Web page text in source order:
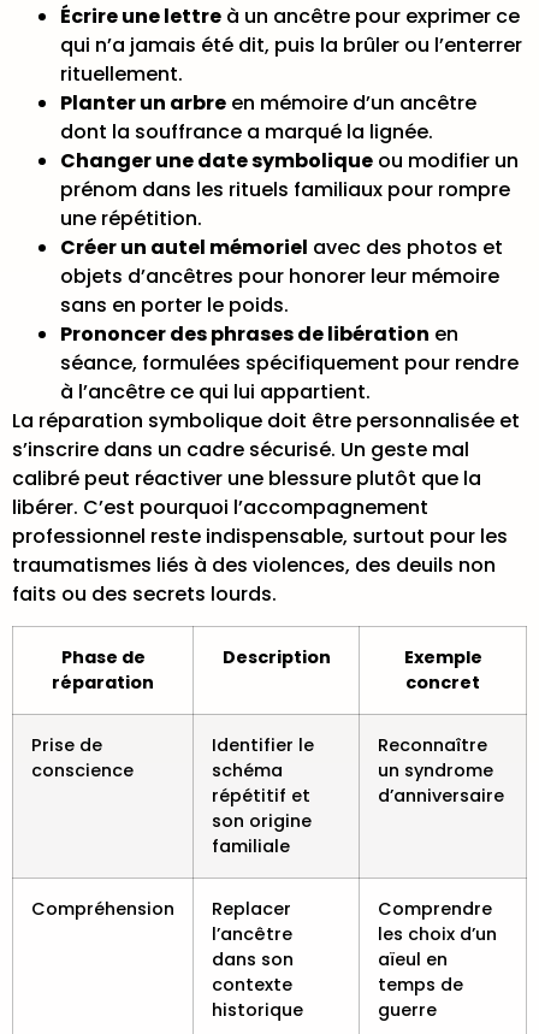
Écrire une lettre à un ancêtre pour exprimer ce
qui n’a jamais été dit, puis la brûler ou l’enterrer
rituellement.
Planter un arbre en mémoire d’un ancêtre
dont la souffrance a marqué la lignée.
Changer une date symbolique ou modifier un
prénom dans les rituels familiaux pour rompre
une répétition.
Créer un autel mémoriel avec des photos et
objets d’ancêtres pour honorer leur mémoire
sans en porter le poids.
Prononcer des phrases de libération en
séance, formulées spécifiquement pour rendre
à l’ancêtre ce qui lui appartient.
La réparation symbolique doit être personnalisée et
s’inscrire dans un cadre sécurisé. Un geste mal
calibré peut réactiver une blessure plutôt que la
libérer. C’est pourquoi l’accompagnement
professionnel reste indispensable, surtout pour les
traumatismes liés à des violences, des deuils non
faits ou des secrets lourds.
Phase de
réparation
Description
Exemple
concret
Prise de
conscience
Identifier le
schéma
répétitif et
son origine
familiale
Reconnaître
un syndrome
d’anniversaire
Compréhension
Replacer
l’ancêtre
dans son
contexte
historique
Comprendre
les choix d’un
aïeul en
temps de
guerre